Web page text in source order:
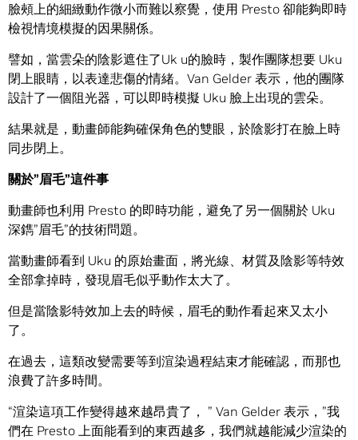
臉頰上的細緻動作微小而難以察覺，使用 Presto 卻能夠即時
檢視情境模擬的因果關係。
譬如，當雲朵的陰影遮住了Uk u的臉時，製作團隊想要 Uku
閉上眼睛，以表達悲傷的情緒。Van Gelder 表示，他的團隊
設計了一個阻光器，可以即時模擬 Uku 臉上出現的雲朵。
結果就是，動畫師能夠確保角色的雙眼，於陰影打在臉上時
同步閉上。
關於”眉毛”這件事
動畫師也利用 Presto 的即時功能，避免了另一個關於 Uku
深鐫”眉毛”的技術問題。
當動畫師看到 Uku 的原始畫面，將光線、材質及陰影等特效
全部拿掉時，發現眉毛似乎動作太大了。
但是當陰影特效加上去的時候，眉毛的動作看起來又太小
了。
在過去，這類改變需要等到渲染過程結束才能確認，而那也
浪費了許多時間。
“渲染這項工作變得越來越昂貴了， ” Van Gelder 表示，”我
們在 Presto 上面能看到的東西越多，我們就越能減少渲染的